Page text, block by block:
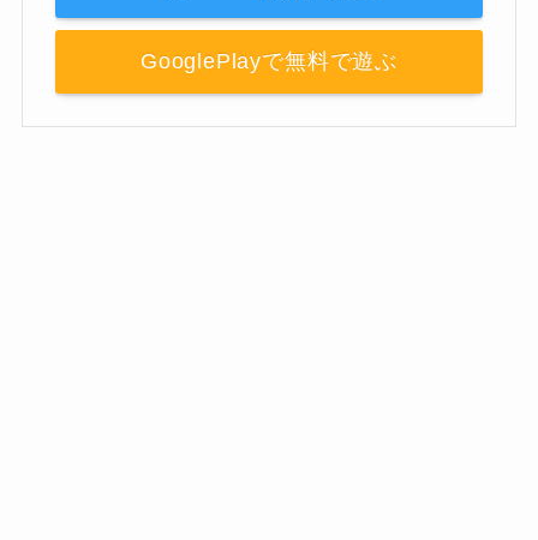
GooglePlayで無料で遊ぶ